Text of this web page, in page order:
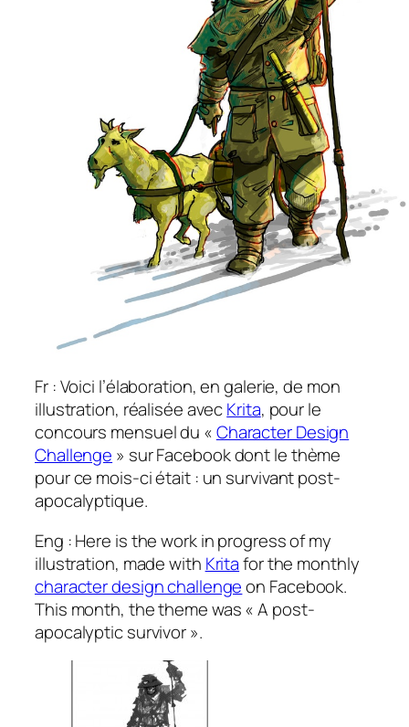
Fr : Voici l’élaboration, en galerie, de mon
illustration, réalisée avecKrita, pour le
concours mensuel du «Character Design
Challenge » sur Facebook dont le thème
pour ce mois-ci était : un survivant post-
apocalyptique.
Eng : Here is the work in progress of my
illustration, made with Kritafor the monthly
character design challengeon Facebook.
This month, the theme was « A post-
apocalyptic survivor ».